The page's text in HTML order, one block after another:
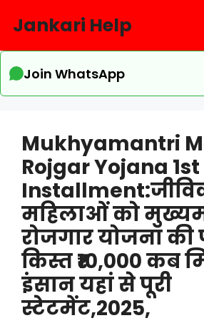
Jankari Help
Join WhatsApp
Mukhyamantri
Rojgar Yojana 1st
महिलाओं को
रोजगार योजना की
किस्त ₹10,000 कब
इंसान यहां से पूरी
स्टेटमेंट,2025,